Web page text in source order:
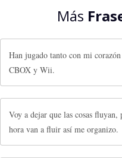
Más
Han jugado tanto con mi
CBOX y Wii.
Voy a dejar que las cosas
hora van a fluir así me organizo.